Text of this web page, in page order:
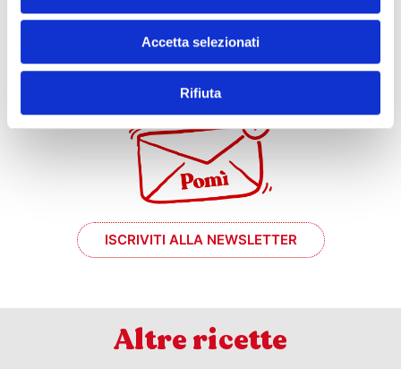
Accetta selezionati
Rifiuta
e se mi prende
il momento #chef?
ISCRIVITI ALLA NEWSLETTER
Altre ricette